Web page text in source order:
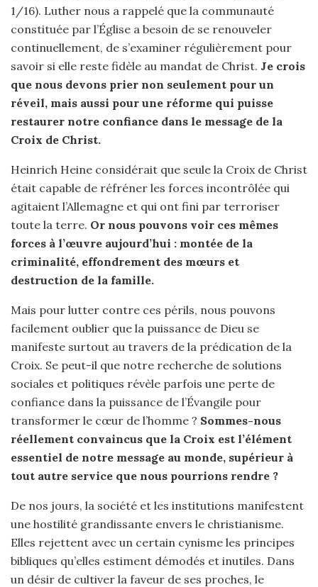
1/16). Luther nous a rappelé que la communauté
constituée par l’Église a besoin de se renouveler
continuellement, de s’examiner régulièrement pour
savoir si elle reste fidèle au mandat de Christ. Je crois
que nous devons prier non seulement pour un
réveil, mais aussi pour une réforme qui puisse
restaurer notre confiance dans le message de la
Croix de Christ.
Heinrich Heine considérait que seule la Croix de Christ
était capable de réfréner les forces incontrôlée qui
agitaient l’Allemagne et qui ont fini par terroriser
toute la terre. Or nous pouvons voir ces mêmes
forces à l’œuvre aujourd’hui : montée de la
criminalité, effondrement des mœurs et
destruction de la famille.
Mais pour lutter contre ces périls, nous pouvons
facilement oublier que la puissance de Dieu se
manifeste surtout au travers de la prédication de la
Croix. Se peut-il que notre recherche de solutions
sociales et politiques révèle parfois une perte de
confiance dans la puissance de l’Évangile pour
transformer le cœur de l’homme ? Sommes-nous
réellement convaincus que la Croix est l’élément
essentiel de notre message au monde, supérieur à
tout autre service que nous pourrions rendre ?
De nos jours, la société et les institutions manifestent
une hostilité grandissante envers le christianisme.
Elles rejettent avec un certain cynisme les principes
bibliques qu’elles estiment démodés et inutiles. Dans
un désir de cultiver la faveur de ses proches, le